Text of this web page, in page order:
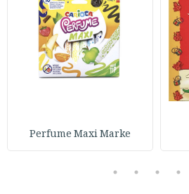
Perfume Maxi Marke
2
3
4
5